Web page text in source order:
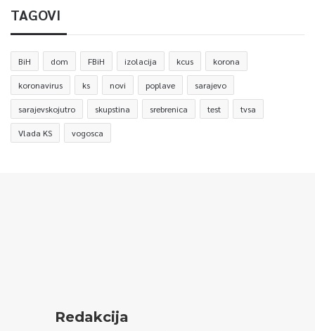
TAGOVI
BiH dom FBiH izolacija kcus korona
koronavirus ks novi poplave sarajevo
sarajevskojutro skupstina srebrenica test tvsa
Vlada KS vogosca
Redakcija